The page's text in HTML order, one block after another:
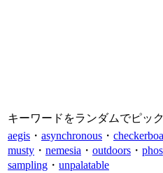
キーワードをランダムでピッ
aegis ・ asynchronous ・
musty ・ nemesia ・ outdoors ・
sampling ・ unpalatable